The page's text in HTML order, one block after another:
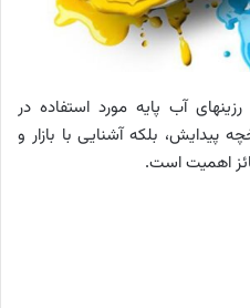
آب ­پایه مورد استفاده در
پیدایش، بلکه آشنایی با بازار و
اهمیت است.